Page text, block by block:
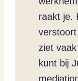
raakt je.
ziet
kunt bij